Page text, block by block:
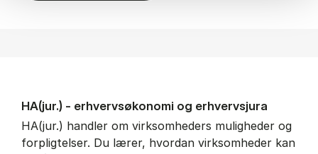
HA(jur.) - erhvervs­økonomi og erhvervs­jura
HA(jur.) handler om virksomheders muligheder og
forpligtelser. Du lærer, hvordan virksomheder kan